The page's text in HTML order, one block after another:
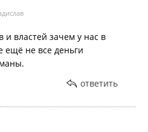
и властей зачем у нас в
ещё не все деньги
ответить